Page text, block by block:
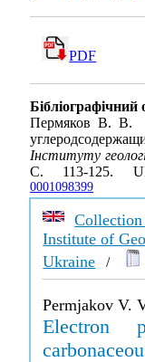
PDF
Бібліографічний
Пермяков В. В.
Інституту
С. 113-125.
0001098399
Institute of
Ukraine /
Permjakov V.
Electron